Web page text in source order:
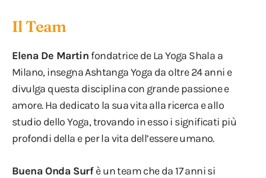
Il Team
Elena De Martin fondatrice de La Yoga Shala a
Milano, insegna Ashtanga Yoga da oltre 24 anni e
divulga questa disciplina con grande passione e
amore. Ha dedicato la sua vita alla ricerca e allo
studio dello Yoga, trovando in esso i significati più
profondi della e per la vita dell’essere umano.
Buena Onda Surfè un team che da 17 anni si